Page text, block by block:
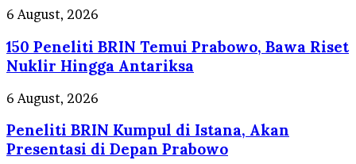
Dapat
AI
Sampaikan
Pesan
Ekspedisi
Hutan
Merdeka
Pelestarian
Tapanuli
150
BRIN
Temui
Prabowo,
Bawa
Riset
Nuklir
Hingga
Antariksa
6 August, 2026
150 Peneliti BRIN Temui Prabowo, Bawa Riset
Nuklir Hingga Antariksa
Peneliti
Kumpul
di
Istana,
6 August, 2026
Peneliti BRIN Kumpul di Istana, Akan
Presentasi di Depan Prabowo